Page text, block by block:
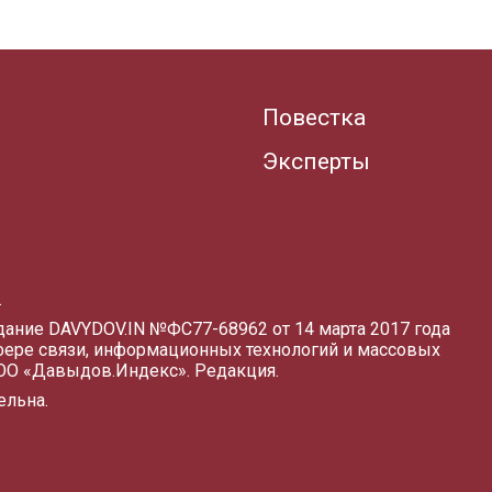
Повестка
Эксперты
DAVYDOV.IN №ФС77-68962 от 14 марта 2017 года
связи, информационных технологий и массовых
«Давыдов.Индекс». Редакция.